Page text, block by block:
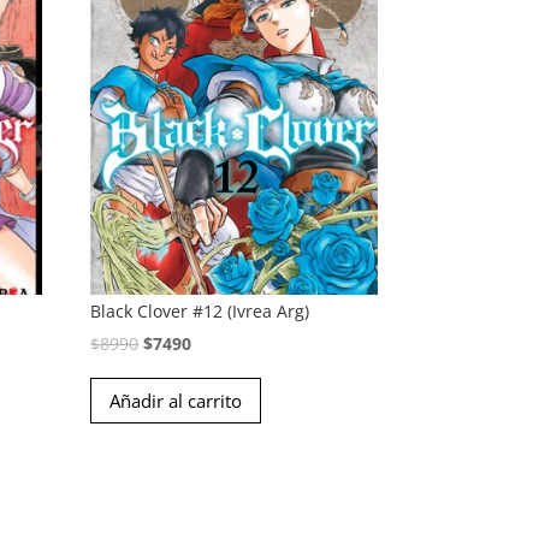
Black Clover #12 (Ivrea Arg)
$8990El
precio
original
$7490El
precio
actual
Añadir al carrito